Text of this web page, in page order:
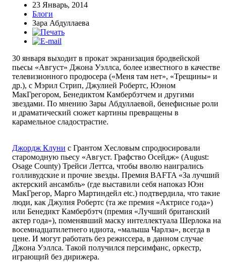
23 Январь, 2014
Блоги
Зара Абдуллаева
30 января выходит в прокат экранизация бродвейской
пьесы «Август» Джона Уэллса, более известного в качестве
телевизионного продюсера («Меня там нет», «Трещины» и
др.), с Мэрил Стрип, Джулией Робертс, Юэном
МакГрегором, Бенедиктом Камбербэтчем и другими
звездами. По мнению Зары Абдуллаевой, бенефисные роли
и драматический сюжет картины превращены в
карамельное сладострастие.
Джордж Клуни с Грантом Хесловым спродюсировали
старомодную пьесу «Август. Графство Осейдж» (August:
Osage County) Трейси Леттса, чтобы вволю наигрались
голливудские и прочие звезды. Премия BAFTA «За лучший
актерский ансамбль» (где выставили себя напоказ Юэн
МакГрегор, Марго Мартиндейл etc.) подтвердила, что такие
люди, как Джулия Робертс (та же премия «Актрисе года»)
или Бенедикт Камбербэтч (премия «Лучший британский
актер года»), поменявший маску интеллектуала Шерлока на
восемнадцатилетнего идиота, «малыша Чарлза», всегда в
цене. И могут работать без режиссера, в данном случае
Джона Уэллса. Такой получился персимфанс, оркестр,
играющий без дирижера.